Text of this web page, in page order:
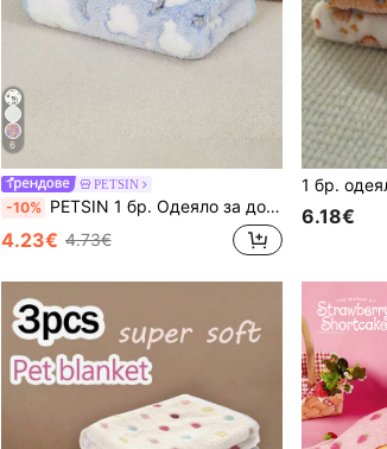
6
PETSIN
-10% PETSIN 1 бр. Одеяло за домашен любимец с шарка на звезди и облаци - меко и уютно за пролетни, есенни, зимни и хладни летни вечери; идеално за ежедневно мързелуване, лягане, пътуване, пикници на открито, празнични събирания, празнични подаръци; осигурява топлина, комфорт и стилна защита за вашия домашен любимец.
4.23€ 4.73€
6.18€